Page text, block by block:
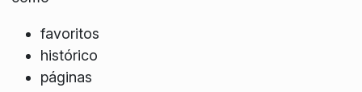
favoritos
histórico
páginas